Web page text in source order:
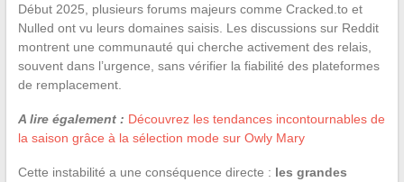
Début 2025, plusieurs forums majeurs comme Cracked.to et
Nulled ont vu leurs domaines saisis. Les discussions sur Reddit
montrent une communauté qui cherche activement des relais,
souvent dans l’urgence, sans vérifier la fiabilité des plateformes
de remplacement.
A lire également : Découvrez les tendances incontournables de
la saison grâce à la sélection mode sur Owly Mary
Cette instabilité a une conséquence directe : les grandes